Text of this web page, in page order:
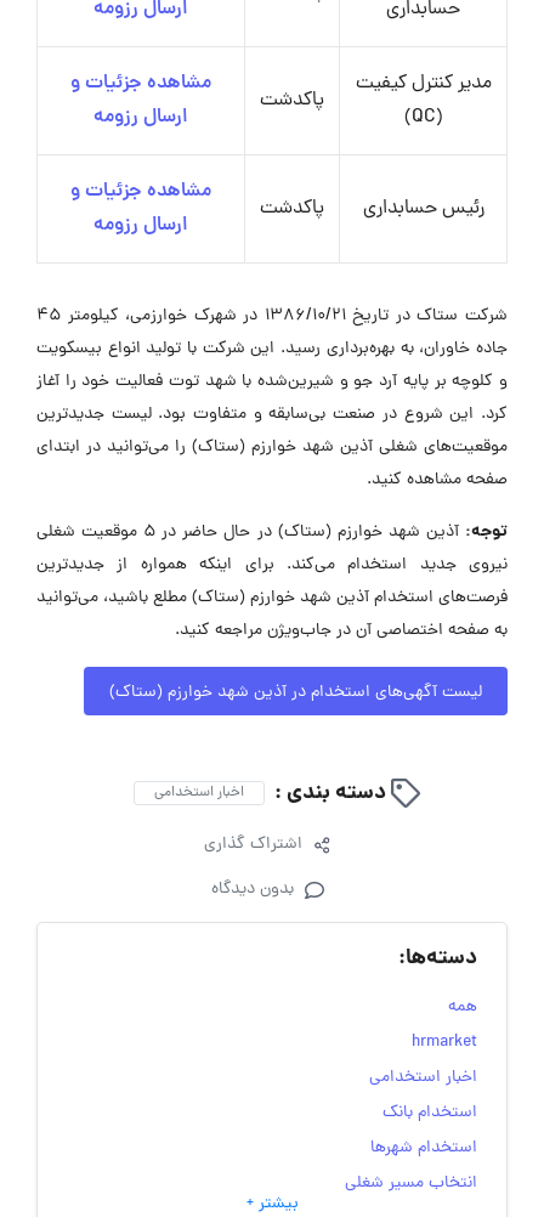
حسابداری
ارسال رزومه
مدیر کنترل کیفیت
(QC)
پاکدشت
مشاهده جزئیات و
ارسال رزومه
رئیس حسابداری پاکدشت
مشاهده جزئیات و
ارسال رزومه
شرکت ستاک در تاریخ 1386/10/21 در شهرک خوارزمی، کیلومتر 45
جاده خاوران، به بهره‌برداری رسید. این شرکت با تولید انواع بیسکویت
و کلوچه بر پایه آرد جو و شیرین‌شده با شهد توت فعالیت خود را آغاز
کرد. این شروع در صنعت بی‌سابقه و متفاوت بود. لیست جدیدترین
موقعیت‌های شغلی آذین شهد خوارزم (ستاک) را می‌توانید در ابتدای
صفحه مشاهده کنید.
توجه:
آذین شهد خوارزم (ستاک) در حال حاضر در ۵ موقعیت شغلی
نیروی جدید استخدام می‌کند. برای اینکه همواره از جدیدترین
فرصت‌های استخدام آذین شهد خوارزم (ستاک) مطلع باشید، می‌توانید
به صفحه اختصاصی آن در جاب‌ویژن مراجعه کنید.
لیست آگهی‌های استخدام در آذین شهد خوارزم (ستاک)
دسته بندی : اخبار استخدامی
اشتراک گذاری
بدون دیدگاه
دسته‌ها:
همه
hrmarket
اخبار استخدامی
استخدام بانک
استخدام شهرها
انتخاب مسیر شغلی
بیشتر +